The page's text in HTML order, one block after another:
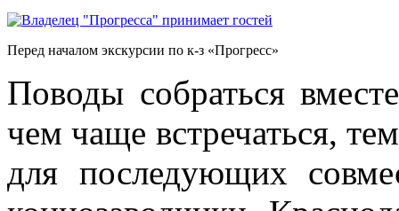
Перед началом экскурсии по к-з «Прогресс»
Поводы собраться
чем чаще встречаться,
для последующих